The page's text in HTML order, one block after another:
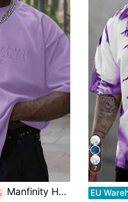
Manfinity Homme Heren Casual Letter Print Ronde Hals Korte Mouw T-shirt
7